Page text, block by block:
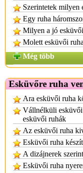
Szerintetek milyen
Egy ruha
Milyen a jó
Molett esküvői
Még több
Esküvőre ruha
Ara esküvői ruha
Vállnélküli
esküvői ruhák
Az esküvői ruha
Esküvői ruha
A dizájnerek
Esküvői ruha